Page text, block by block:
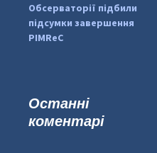
Обсерваторії підбили
підсумки завершення
PIMReC
Останні
коментарі